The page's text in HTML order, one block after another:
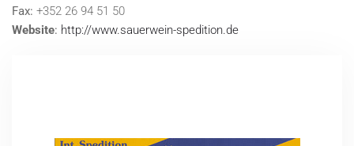
Fax: +352 26 94 51 50
Website: http://www.sauerwein-spedition.de